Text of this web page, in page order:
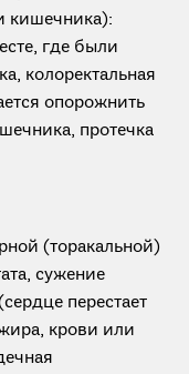
кишечника):
где были
колоректальная
опорожнить
протечка
(торакальной)
сужение
перестает
крови или